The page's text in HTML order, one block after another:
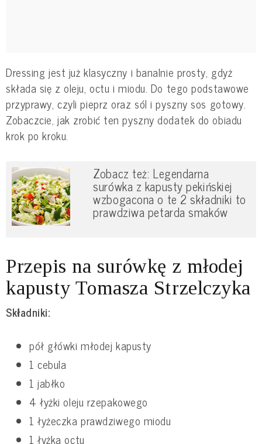
Dressing jest już klasyczny i banalnie prosty, gdyż
składa się z oleju, octu i miodu. Do tego podstawowe
przyprawy, czyli pieprz oraz sól i pyszny sos gotowy.
Zobaczcie, jak zrobić ten pyszny dodatek do obiadu
krok po kroku.
Zobacz też: Legendarna
surówka z kapusty pekińskiej
wzbogacona o te 2 składniki to
prawdziwa petarda smaków
Przepis na surówkę z młodej
kapusty Tomasza Strzelczyka
Składniki:
pół główki młodej kapusty
1 cebula
1 jabłko
4 łyżki oleju rzepakowego
1 łyżeczka prawdziwego miodu
1 łyżka octu